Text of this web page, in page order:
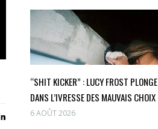
“SHIT KICKER” : LUCY FROST PLONGE
DANS L’IVRESSE DES MAUVAIS CHOIX
6 AOÛT 2026